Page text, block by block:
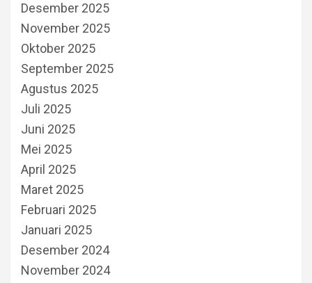
Desember 2025
November 2025
Oktober 2025
September 2025
Agustus 2025
Juli 2025
Juni 2025
Mei 2025
April 2025
Maret 2025
Februari 2025
Januari 2025
Desember 2024
November 2024